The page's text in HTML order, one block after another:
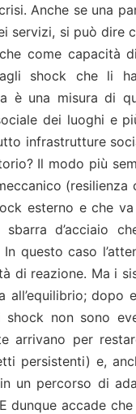
Anche se una
servizi, si può dire
come capacità
shock che li
è una misura di
dei luoghi e
infrastrutture
Il modo più
(resilienza
esterno e che
sbarra d’acciaio
In questo caso
di reazione. Ma i
all’equilibrio;
shock non sono
arrivano per
persistenti) e,
in un percorso di
dunque accade